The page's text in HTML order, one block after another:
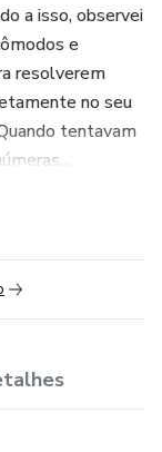
a isso, observei
e
resolverem
no seu
tentavam